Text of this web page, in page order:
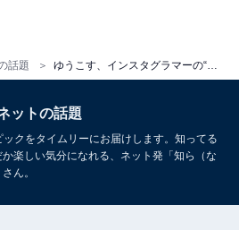
話題
ットの話題
クをタイムリーにお届けします。知ってる
楽しい気分になれる、ネット発「知ら（な
ん。